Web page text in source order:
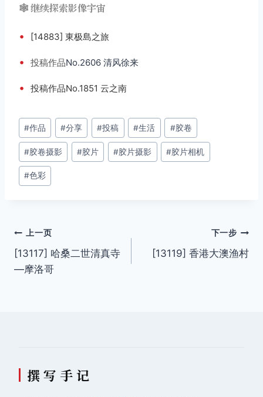
🕸️ 继续探索影像宇宙
• [14883] 東极島之旅
• 投稿作品No.2606 清风徐来
• 投稿作品No.1851 云之南
文
章
标
签：
#作品 #分享 #投稿 #生活 #胶卷
#胶卷摄影 #胶片 #胶片摄影 #胶片相机
#色彩
文
章
上一页
[13117] 哈桑二世清真寺
—摩洛哥
下一步
[13119] 香港大澳渔村
撰 写 手 记